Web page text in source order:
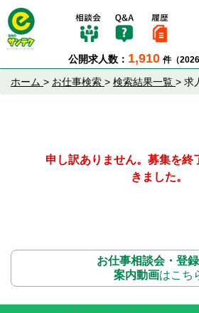
公開求人数： 1,910 件（
ホーム > お仕事検索 > 検索結果一覧 > 求
申し訳ありません。募集を終
きました。
お仕事相談会・登
案内動画はこち